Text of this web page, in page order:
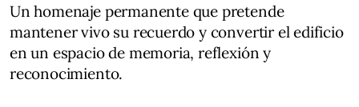
Un homenaje permanente que pretende
mantener vivo su recuerdo y convertir el edificio
en un espacio de memoria, reflexión y
reconocimiento.